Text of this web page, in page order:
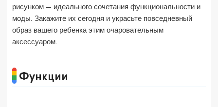
рисунком — идеального сочетания функциональности и
моды. Закажите их сегодня и украсьте повседневный
образ вашего ребенка этим очаровательным
аксессуаром.
Функции